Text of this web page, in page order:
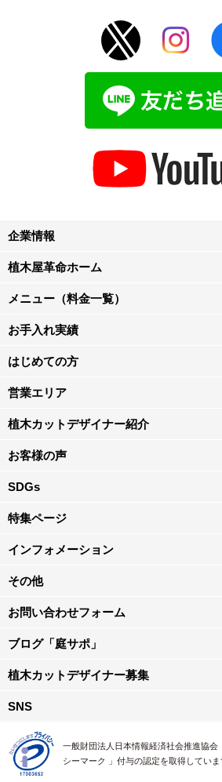
企業情報
植木屋革命ホーム
メニュー（料金一覧）
お手入れ実績
はじめての方
営業エリア
植木カットデザイナー紹介
お客様の声
SDGs
特集ページ
インフォメーション
その他
お問い合わせフォーム
ブログ「庭サポ」
植木カットデザイナー募集
SNS
一般財団法人日本情報経済社会推進協
シーマーク 」付与の認定を取得していま